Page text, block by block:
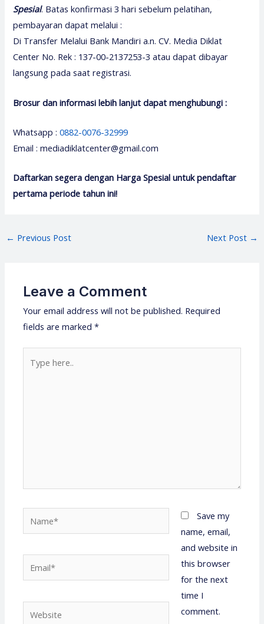
Spesial. Batas konfirmasi 3 hari sebelum pelatihan,
pembayaran dapat melalui :
Di Transfer Melalui Bank Mandiri a.n. CV. Media Diklat
Center No. Rek : 137-00-2137253-3 atau dapat dibayar
langsung pada saat registrasi.
Brosur dan informasi lebih lanjut dapat menghubungi :
Whatsapp :0882-0076-32999
Email : mediadiklatcenter@gmail.com
Daftarkan segera dengan Harga Spesial untuk pendaftar
pertama periode tahun ini!
Post
← Previous Post Next Post →
Leave a Comment
Your email address will not be published. Required
fields are marked*
here..
Save my
name, email,
and website in
this browser
for the next
time I
comment.